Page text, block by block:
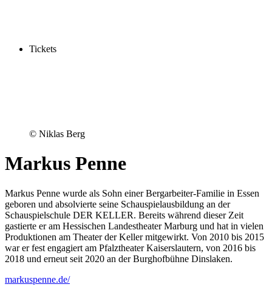
Tickets
© Niklas Berg
Markus Penne
Markus Penne wurde als Sohn einer Bergarbeiter-Familie in Essen
geboren und absolvierte seine Schauspielausbildung an der
Schauspielschule DER KELLER. Bereits während dieser Zeit
gastierte er am Hessischen Landestheater Marburg und hat in vielen
Produktionen am Theater der Keller mitgewirkt. Von 2010 bis 2015
war er fest engagiert am Pfalztheater Kaiserslautern, von 2016 bis
2018 und erneut seit 2020 an der Burghofbühne Dinslaken.
markuspenne.de/